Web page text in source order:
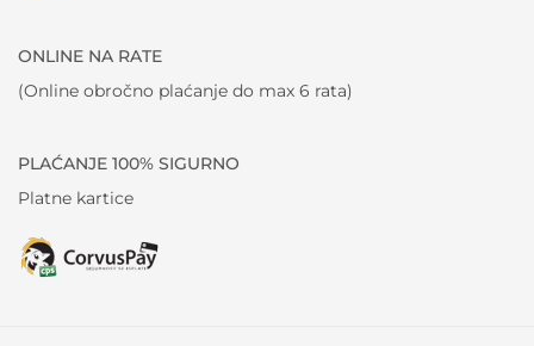
ONLINE NA RATE
(Online obročno plaćanje do max 6 rata)
PLAĆANJE 100% SIGURNO
Platne kartice